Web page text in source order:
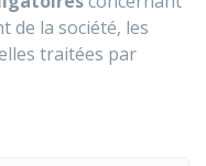
de la société, les
traitées par